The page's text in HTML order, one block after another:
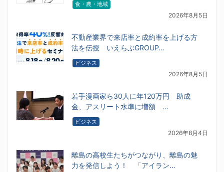
食・農・地域
2026年8月5日
不動産業界で来店率と成約率を上げる方
法を伝授 いえらぶGROUP…
ビジネス
2026年8月5日
若手漫画家ら30人に年120万円 助成
金、アスリート水準に増額 …
ビジネス
2026年8月4日
離島の高校生たちがつながり、離島の魅
力を発信しよう！ 「アイラン…